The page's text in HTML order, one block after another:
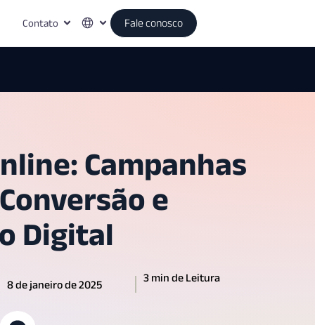
Contato Fale conosco
Campanhas
e
Digital
8 de janeiro de 2025
3 min de Leitura